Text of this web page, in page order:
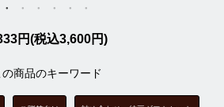
円(税込3,600円)
の商品のキーワード